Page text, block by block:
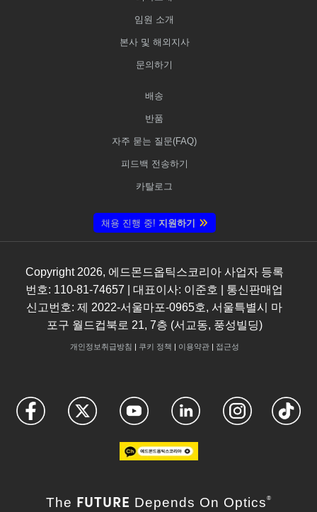
임원 소개
본사 및 해외지사
문의하기
배송
반품
자주 묻는 질문(FAQ)
피드백 전송하기
카탈로그
채용 진행 중! 지원하기
Copyright 2026, 에드몬드옵틱스코리아 사업자 등록
번호: 110-81-74657 | 대표이사: 이준호 | 통신판매업
신고번호: 제 2022-서울마포-0965호, 서울특별시 마
포구 월드컵북로 21, 7층 (서교동, 풍성빌딩)
개인정보취급방침 | 쿠키 정책 | 이용약관| 접근성
The FUTURE Depends On Optics ®